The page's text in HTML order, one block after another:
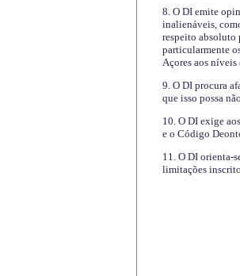
8. O DI emite
inalienáveis,
respeito absoluto
particularmente
Açores aos
9. O DI procura
que isso possa
10. O DI exige
e o Código
11. O DI orienta-
limitações